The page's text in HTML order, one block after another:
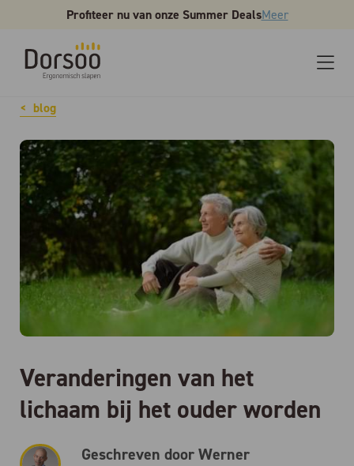
Profiteer nu van onze Summer DealsMeer
blog
Veranderingen van het
lichaam bij het ouder worden
Geschreven door Werner